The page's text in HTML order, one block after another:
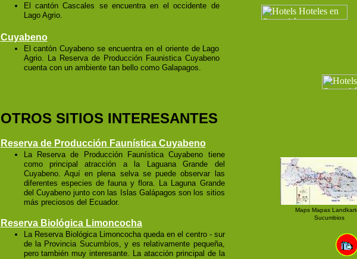
El cantón Cascales se encuentra en el occidente de
Lago Agrio.
Cuyabeno
El cantón Cuyabeno se encuentra en el oriente de Lago
Agrio. La Reserva de Producción Faunistica Cuyabeno
cuenta con un ambiente tan bello como Galapagos.
OTROS SITIOS INTERESANTES
Reserva de Producción Faunística Cuyabeno
La Reserva de Producción Faunística Cuyabeno tiene
como principal atracción a la Laguana Grande del
Cuyabeno. Aquí en plena selva se puede observar las
diferentes especies de fauna y flora. La Laguna Grande
del Cuyabeno junto con las Islas Galápagos son los sitios
más preciosos del Ecuador.
Reserva Biológica Limoncocha
La Reserva Biológica Limoncocha queda en el centro - sur
de la Provincia Sucumbíos, y es relativamente pequeña,
pero también muy interesante. La atacción principal de la
Maps Mapas
Sucumbios